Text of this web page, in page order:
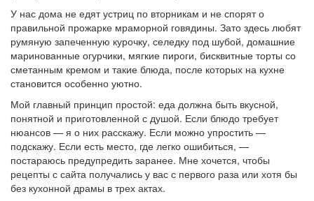
У нас дома не едят устриц по вторникам и не спорят о
правильной прожарке мраморной говядины. Зато здесь любят
румяную запеченную курочку, селедку под шубой, домашние
маринованные огурчики, мягкие пироги, бисквитные торты со
сметанным кремом и такие блюда, после которых на кухне
становится особенно уютно.
Мой главный принцип простой: еда должна быть вкусной,
понятной и приготовленной с душой. Если блюдо требует
нюансов — я о них расскажу. Если можно упростить —
подскажу. Если есть место, где легко ошибиться, —
постараюсь предупредить заранее. Мне хочется, чтобы
рецепты с сайта получались у вас с первого раза или хотя бы
без кухонной драмы в трех актах.